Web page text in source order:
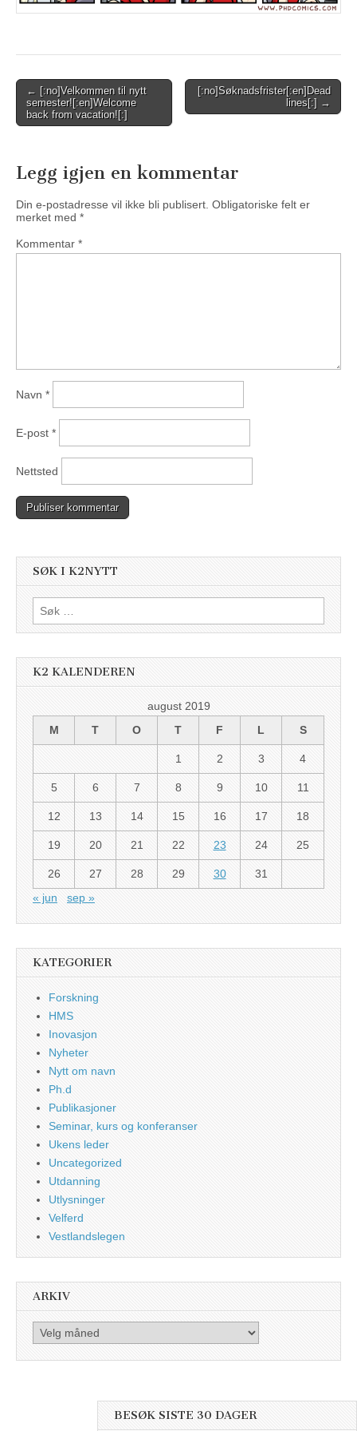
Post
navigation
← [:no]Velkommen til nytt
semester![:en]Welcome
back from vacation![:]
[:no]Søknadsfrister[:en]Dead
lines[:] →
Legg igjen en kommentar
Din e-postadresse vil ikke bli publisert. Obligatoriske felt er
merket med *
Kommentar *
Navn *
E-post *
Nettsted
SØK I K2NYTT
Søk
etter:
K2 KALENDEREN
august 2019
M
T O T F L S
1 2 3 4
5 6 7 8 9 10 11
12 13 14 15 16 17 18
19 20 21 22 23 24 25
26 27 28 29 30
31
« jun
sep »
KATEGORIER
Forskning
HMS
Inovasjon
Nyheter
Nytt om navn
Ph.d
Publikasjoner
Seminar, kurs og konferanser
Ukens leder
Uncategorized
Utdanning
Utlysninger
Velferd
Vestlandslegen
ARKIV
Arkiv
BESØK SISTE 30 DAGER